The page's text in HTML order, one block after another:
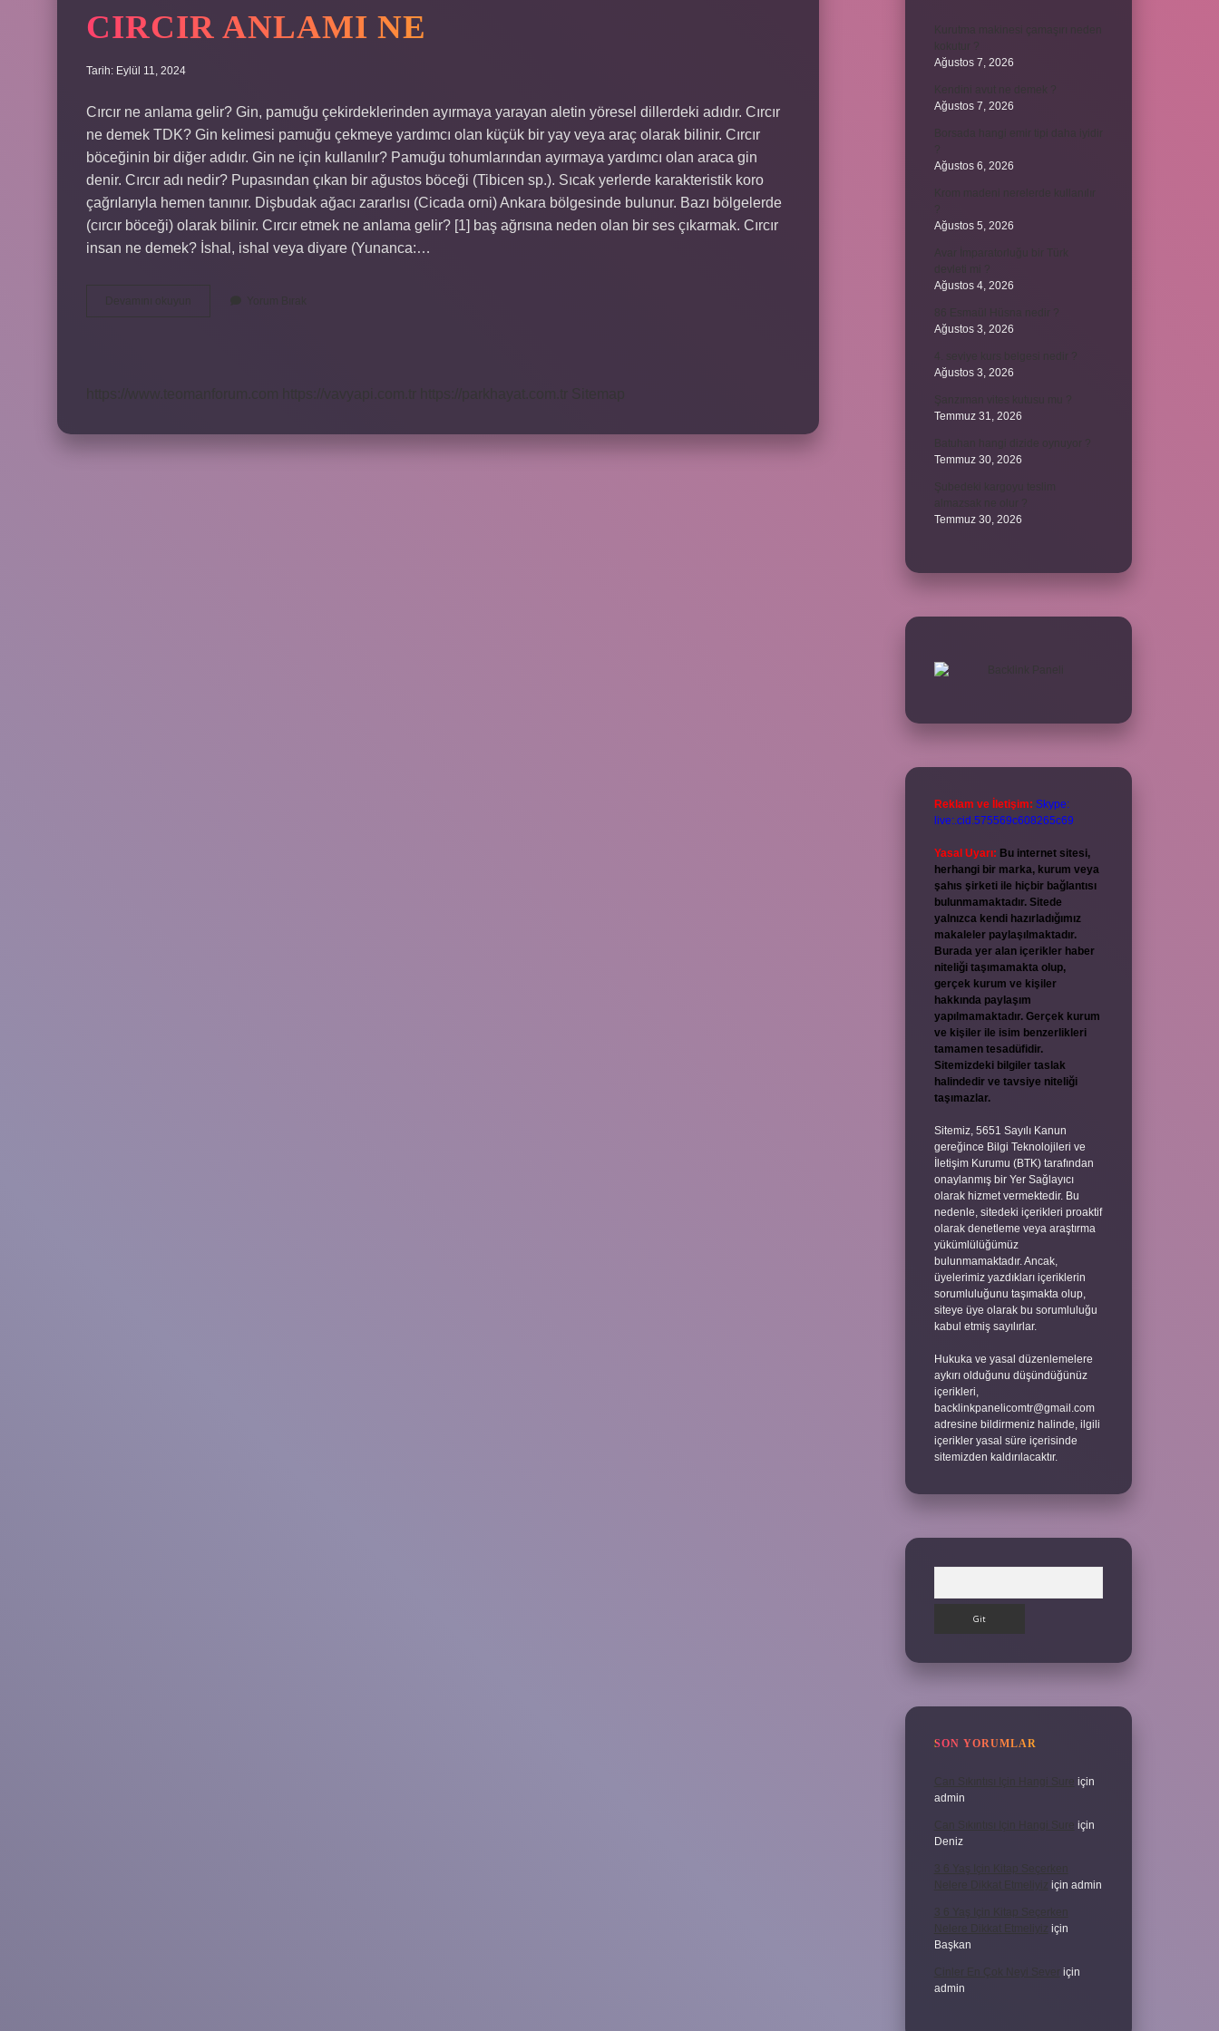
CIRCIR ANLAMI NE
Tarih: Eylül 11, 2024
Cırcır ne anlama gelir? Gin, pamuğu çekirdeklerinden ayırmaya yarayan aletin yöresel dillerdeki adıdır. Cırcır
ne demek TDK? Gin kelimesi pamuğu çekmeye yardımcı olan küçük bir yay veya araç olarak bilinir. Cırcır
böceğinin bir diğer adıdır. Gin ne için kullanılır? Pamuğu tohumlarından ayırmaya yardımcı olan araca gin
denir. Cırcır adı nedir? Pupasından çıkan bir ağustos böceği (Tibicen sp.). Sıcak yerlerde karakteristik koro
çağrılarıyla hemen tanınır. Dişbudak ağacı zararlısı (Cicada orni) Ankara bölgesinde bulunur. Bazı bölgelerde
(cırcır böceği) olarak bilinir. Cırcır etmek ne anlama gelir? [1] baş ağrısına neden olan bir ses çıkarmak. Cırcır
insan ne demek? İshal, ishal veya diyare (Yunanca:…
Ağustos 7, 2026
Ağustos 7, 2026
Ağustos 6, 2026
Ağustos 5, 2026
Ağustos 4, 2026
Ağustos 3, 2026
Ağustos 3, 2026
Temmuz 31, 2026
Temmuz 30, 2026
Temmuz 30, 2026
Reklam ve İletişim: Skype:
live:.cid.575569c608265c69
Yasal Uyarı: Bu internet sitesi,
herhangi bir marka, kurum veya
şahıs şirketi ile hiçbir bağlantısı
bulunmamaktadır. Sitede
yalnızca kendi hazırladığımız
makaleler paylaşılmaktadır.
Burada yer alan içerikler haber
niteliği taşımamakta olup,
gerçek kurum ve kişiler
hakkında paylaşım
yapılmamaktadır. Gerçek kurum
ve kişiler ile isim benzerlikleri
tamamen tesadüfidir.
Sitemizdeki bilgiler taslak
halindedir ve tavsiye niteliği
taşımazlar.
Sitemiz, 5651 Sayılı Kanun
gereğince Bilgi Teknolojileri ve
İletişim Kurumu (BTK) tarafından
onaylanmış bir Yer Sağlayıcı
olarak hizmet vermektedir. Bu
nedenle, sitedeki içerikleri proaktif
olarak denetleme veya araştırma
yükümlülüğümüz
bulunmamaktadır. Ancak,
üyelerimiz yazdıkları içeriklerin
sorumluluğunu taşımakta olup,
siteye üye olarak bu sorumluluğu
kabul etmiş sayılırlar.
Hukuka ve yasal düzenlemelere
aykırı olduğunu düşündüğünüz
içerikleri,
backlinkpanelicomtr@gmail.com
adresine bildirmeniz halinde, ilgili
içerikler yasal süre içerisinde
sitemizden kaldırılacaktır.
SON YORUMLAR
Can Sıkıntısı Için Hangi Sure için
admin
Can Sıkıntısı Için Hangi Sure için
Deniz
3 6 Yaş Için Kitap Seçerken
Nelere Dikkat Etmeliyiz için admin
3 6 Yaş Için Kitap Seçerken
Nelere Dikkat Etmeliyiz için
Başkan
Cinler En Çok Neyi Sever için
admin